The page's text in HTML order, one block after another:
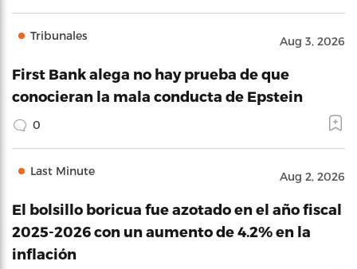
Tribunales Aug 3, 2026
First Bank alega no hay prueba de que
conocieran la mala conducta de Epstein
0
Last Minute Aug 2, 2026
El bolsillo boricua fue azotado en el año fiscal
2025-2026 con un aumento de 4.2% en la
inflación